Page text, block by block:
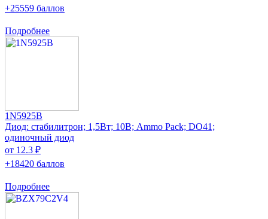
+25559 баллов
Подробнее
1N5925B
Диод: стабилитрон; 1,5Вт; 10В; Ammo Pack; DO41;
одиночный диод
от 12.3 ₽
+18420 баллов
Подробнее